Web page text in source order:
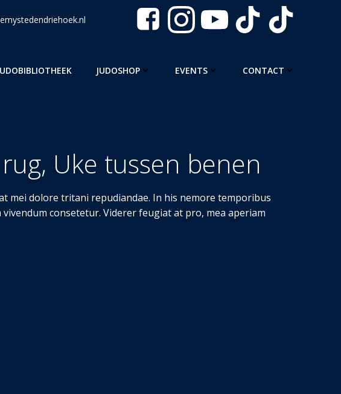
JUDOSHOP EVENTS CONTACT
Uke tussen benen
mei dolore tritani repudiandae. In his nemore temporibus
consetetur. Viderer feugiat at pro, mea aperiam